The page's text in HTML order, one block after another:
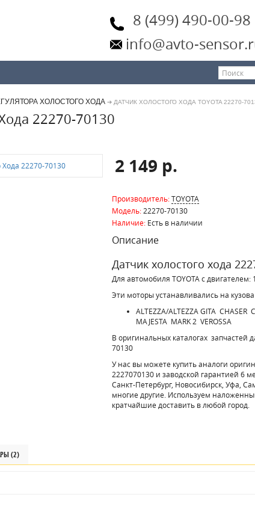
8 (499) 490-00-98
info@avto-
ХОЛОСТОГО ХОДА ➔ ДАТЧИК ХОЛОСТОГО ХОДА TOYOTA 22270-
22270-70130
2 149 р.
Производитель: TOYOTA
Модель: 22270-70130
Наличие: Есть в наличии
Описание
Датчик холостого хода
Для автомобиля TOYOTA c двигателем:
Эти моторы устанавливались на
ALTEZZA/ALTEZZA GITA CHASER
MAJESTA MARK 2 VEROSSA
В оригинальных каталогах запчастей
70130
У нас вы можете купить аналоги
2227070130 и заводской гарантией 6
Санкт-Петербург, Новосибирск, Уфа,
многие другие. Используем
кратчайшие доставить в любой город.
(2)